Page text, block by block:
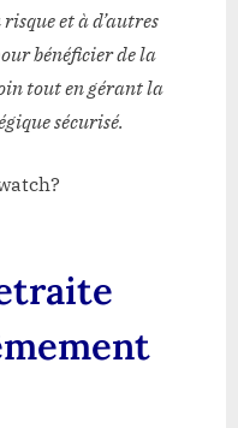
et à d’autres
bénéficier de la
tout en gérant la
sécurisé.